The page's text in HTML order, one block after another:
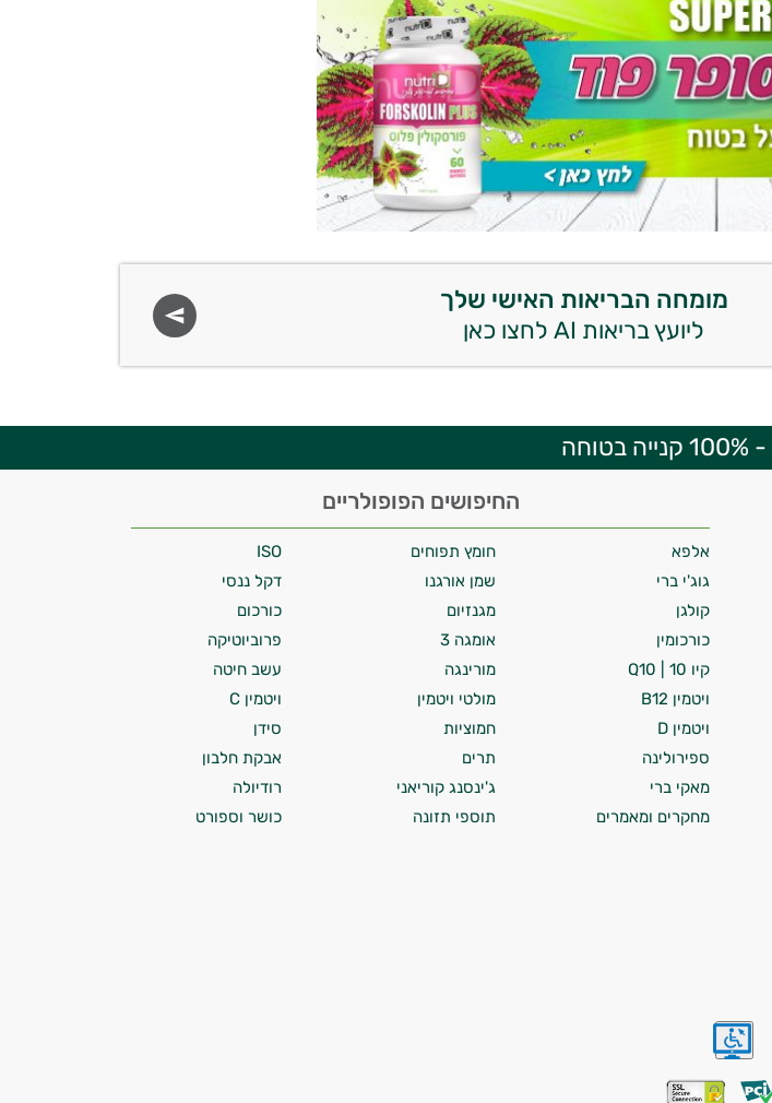
מומחה הבריאות האישי שלך
ליועץ בריאות AI לחצו כאן
- 100% קנייה בטוחה
החיפושים הפופולריים
אלפא חומץ תפוחים
ISO
גוג'י ברי
שמן אורגנו
דקל ננסי
קולגן
מגנזיום
כורכום
כורכומין
אומגה 3
פרוביוטיקה
קיו 10 | Q10
מורינגה
עשב חיטה
ויטמין B12
מולטי ויטמין
ויטמין C
ויטמין D
חמוציות
סידן
ספירולינה
תרים
אבקת חלבון
מאקי ברי
ג'ינסנג קוריאני
רודיולה
מחקרים ומאמרים
תוספי תזונה כושר וספורט